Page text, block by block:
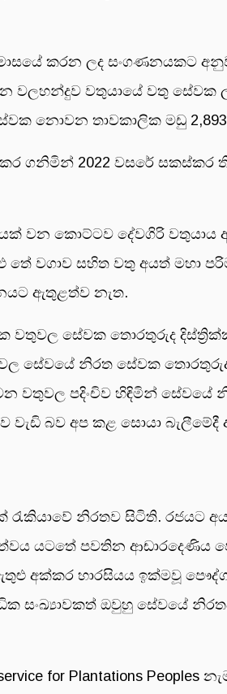
කරන ලද සංගණනයකට
වලහන්දුව වතුයායේ වතු සේවක
නොවන තාවකාලික මඩු 2,893ක
ගනිමින් 2022 වසරේ සකස්කර
වන කොට්ටව දේවගිරි වතුයාය
වගාව සහිත වතු අයත් මහා
ඇතුළත්ව නැත.
සේවක තොරතුරුද
සේවයේ නිරත සේවක
වතුවල පදිංචිව හිඳිමින් සේවයේ
වැඩි බව අප කළ සොයා
නිරතව සිටිති. රජයට
යටතේ පවතින ආඬාරදෙණිය
අක්කර හාරසියය ඉක්මවූ
සංඛ්‍යාවකත් ඔවුහු සේවයේ
for Plantations